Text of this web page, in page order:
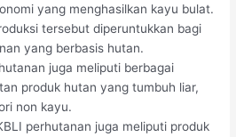
yang menghasilkan kayu bulat.
tersebut diperuntukkan bagi
yang berbasis hutan.
juga meliputi berbagai
produk hutan yang tumbuh liar,
non kayu.
perhutanan juga meliputi produk